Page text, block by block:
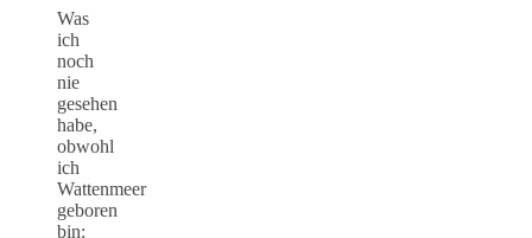
Was
ich
noch
nie
gesehen
habe,
obwohl
ich
Wattenmeer
geboren
bin: